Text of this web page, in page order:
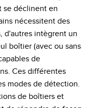
se déclinent en
nécessitent des
d'autres intègrent un
boîtier (avec ou sans
de
Ces différentes
modes de détection.
de boîtiers et